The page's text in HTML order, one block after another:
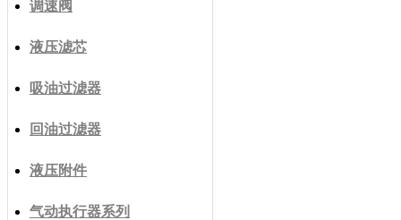
调速阀
液压滤芯
吸油过滤器
回油过滤器
液压附件
气动执行器系列